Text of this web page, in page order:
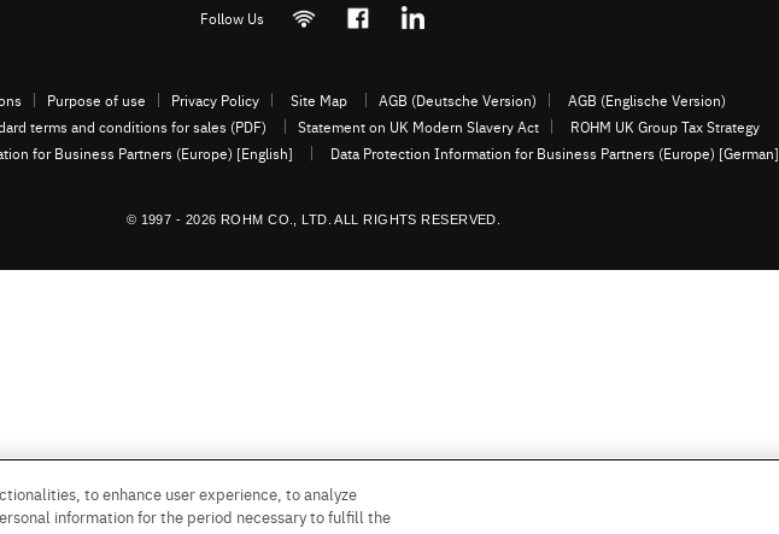
Follow Us
Purpose of use Privacy Policy Site Map AGB (Deutsche Version)
AGB (Englische Version)
terms and conditions for sales (PDF) Statement on UK Modern Slavery Act
ROHM UK Group Tax Strategy
for Business Partners (Europe) [English]
Data Protection Information for Business Partners (Europe) [German]
© 1997 - 2026 ROHM CO., LTD. ALL RIGHTS RESERVED.
to enhance user experience, to analyze
information for the period necessary to fulfill the